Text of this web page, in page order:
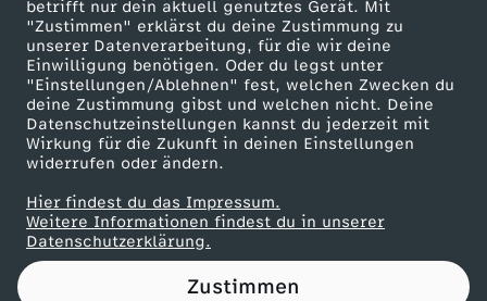
betrifft nur dein aktuell genutztes Gerät. Mit
"Zustimmen" erklärst du deine Zustimmung zu
unserer Datenverarbeitung, für die wir deine
Einwilligung benötigen. Oder du legst unter
"Einstellungen/Ablehnen" fest, welchen Zwecken du
deine Zustimmung gibst und welchen nicht. Deine
Datenschutzeinstellungen kannst du jederzeit mit
Wirkung für die Zukunft in deinen Einstellungen
widerrufen oder ändern.
Hier findest du das Impressum.
Weitere Informationen findest du in unserer
Datenschutzerklärung.
Zustimmen
2
0
2
4
Werbefernsehen
Mainzelmännchen
Partner